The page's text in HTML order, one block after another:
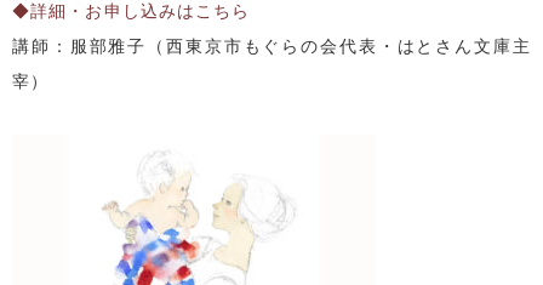
◆詳細・お申し込みはこちら
講師：服部雅子（西東京市もぐらの会代表・はとさん文庫主
宰）